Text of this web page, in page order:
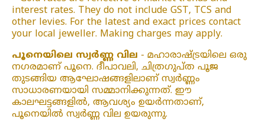
interest rates. They do not include GST, TCS and
other levies. For the latest and exact prices contact
your local jeweller. Making charges may apply.
പൂനെയിലെ സ്വർണ്ണ വില - മഹാരാഷ്ട്രയിലെ ഒരു
നഗരമാണ് പൂനെ. ദീപാവലി, ചിത്രഗുപ്ത പൂജ
തുടങ്ങിയ ആഘോഷങ്ങളിലാണ് സ്വർണ്ണം
സാധാരണയായി സമ്മാനിക്കുന്നത്. ഈ
കാലഘട്ടങ്ങളിൽ, ആവശ്യം ഉയർന്നതാണ്,
പൂനെയിൽ സ്വർണ്ണ വില ഉയരുന്നു.